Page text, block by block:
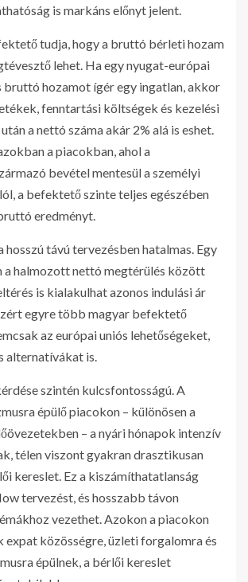
is markáns előnyt jelent.
tudja, hogy a bruttó bérleti hozam
lehet. Ha egy nyugat-európai
bruttó hozamot ígér egy ingatlan, akkor
fenntartási költségek és kezelési
a nettó száma akár 2% alá is eshet.
a piacokban, ahol a
bevétel mentesül a személyi
a befektető szinte teljes egészében
eredményt.
hosszú távú tervezésben hatalmas. Egy
a halmozott nettó megtérülés között
is kialakulhat azonos indulási ár
egyre több magyar befektető
az európai uniós lehetőségeket,
alternatívákat is.
szintén kulcsfontosságú. A
épülő piacokon – különösen a
– a nyári hónapok intenzív
télen viszont gyakran drasztikusan
kereslet. Ez a kiszámíthatatlanság
tervezést, és hosszabb távon
vezethet. Azokon a piacokon
expat közösségre, üzleti forgalomra és
épülnek, a bérlői kereslet